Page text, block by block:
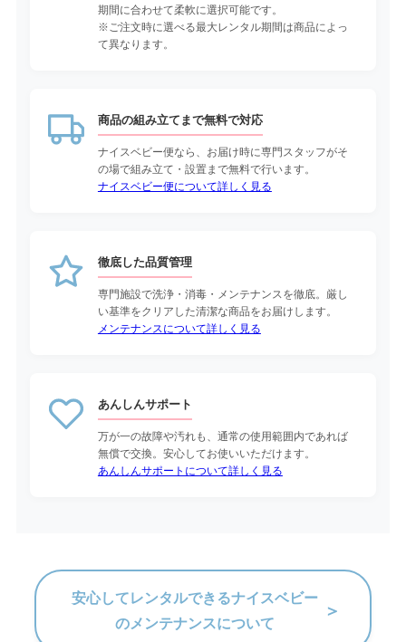
期間に合わせて柔軟に選択可能です。
※ご注文時に選べる最大レンタル期間は商品によっ
て異なります。
商品の組み立てまで無料で対応
ナイスベビー便なら、お届け時に専門スタッフがそ
の場で組み立て・設置まで無料で行います。
ナイスベビー便について詳しく見る
徹底した品質管理
専門施設で洗浄・消毒・メンテナンスを徹底。厳し
い基準をクリアした清潔な商品をお届けします。
メンテナンスについて詳しく見る
あんしんサポート
万が一の故障や汚れも、通常の使用範囲内であれば
無償で交換。安心してお使いいただけます。
あんしんサポートについて詳しく見る
安心してレンタルできるナイスベビー
のメンテナンスについて
＞